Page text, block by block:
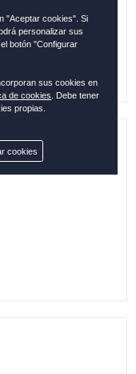
"Aceptar cookies". Si
personalizar sus
botón "Configurar
sus cookies en
de cookies
. Debe tener
propias.
cookies